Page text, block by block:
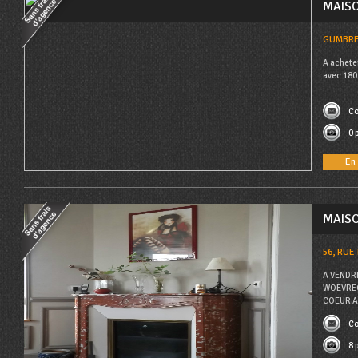
A
avec
0
56, RUE
A
COEUR
8